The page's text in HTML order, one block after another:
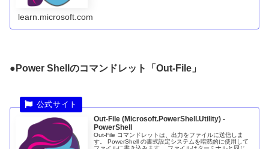
learn.microsoft.com
●Power Shellのコマンドレット「Out-File」
Out-File (Microsoft.PowerShell.Utility) -
PowerShell
Out-File コマンドレットは、出力をファイルに送信しま
す。 PowerShell の書式設定システムを暗黙的に使用して